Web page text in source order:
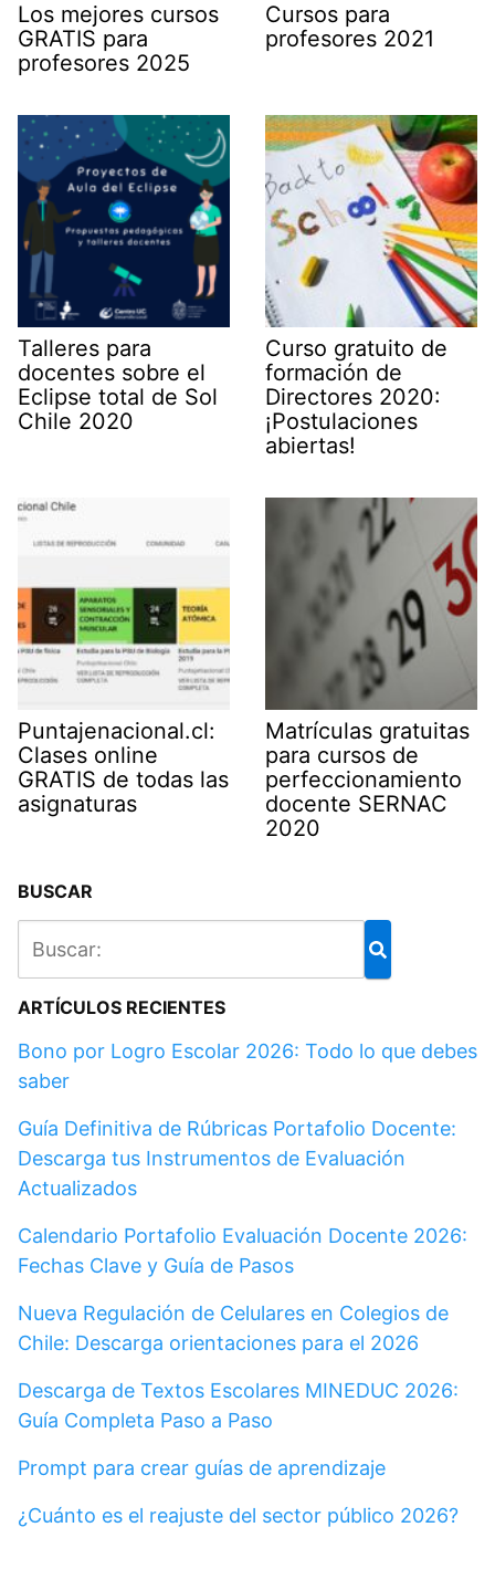
Los mejores cursos
GRATIS para
profesores 2025
Cursos para
profesores 2021
Talleres para
docentes sobre el
Eclipse total de Sol
Chile 2020
Curso gratuito de
formación de
Directores 2020:
¡Postulaciones
abiertas!
Puntajenacional.cl:
Clases online
GRATIS de todas las
asignaturas
Matrículas gratuitas
para cursos de
perfeccionamiento
docente SERNAC
2020
BUSCAR
ARTÍCULOS RECIENTES
Bono por Logro Escolar 2026: Todo lo que debes
saber
Guía Definitiva de Rúbricas Portafolio Docente:
Descarga tus Instrumentos de Evaluación
Actualizados
Calendario Portafolio Evaluación Docente 2026:
Fechas Clave y Guía de Pasos
Nueva Regulación de Celulares en Colegios de
Chile: Descarga orientaciones para el 2026
Descarga de Textos Escolares MINEDUC 2026:
Guía Completa Paso a Paso
Prompt para crear guías de aprendizaje
¿Cuánto es el reajuste del sector público 2026?